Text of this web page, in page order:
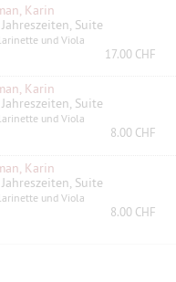
Karin
Suite
und Viola
17.00 CHF
Karin
Suite
und Viola
8.00 CHF
Karin
Suite
und Viola
8.00 CHF